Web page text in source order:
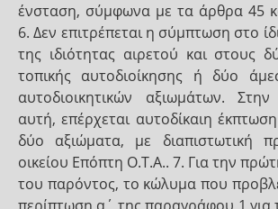
ένσταση, σύμφωνα με τα άρθρα 45
6. Δεν επιτρέπεται η σύμπτωση στο
της ιδιότητας αιρετού και στους
τοπικής αυτοδιοίκησης ή δύο
αυτοδιοικητικών αξιωμάτων.
αυτή, επέρχεται αυτοδίκαιη
δύο αξιώματα, με διαπιστωτική
οικείου Επόπτη Ο.Τ.Α.. 7. Για την
του παρόντος, το κώλυμα που